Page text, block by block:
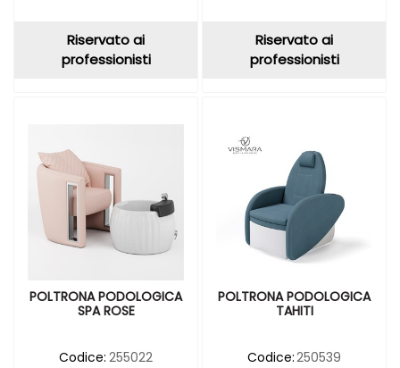
Riservato ai
professionisti
Riservato ai
professionisti
POLTRONA PODOLOGICA
SPA ROSE
Codice: 255022
POLTRONA PODOLOGICA
TAHITI
Codice:250539